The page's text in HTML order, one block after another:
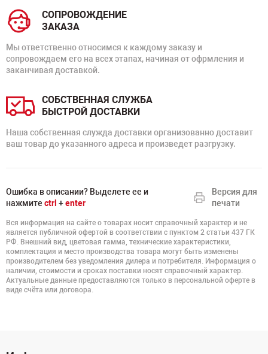
СОПРОВОЖДЕНИЕ
ЗАКАЗА
Мы ответственно относимся к каждому заказу и
сопровождаем его на всех этапах, начиная от офрмления и
заканчивая доставкой.
СОБСТВЕННАЯ СЛУЖБА
БЫСТРОЙ ДОСТАВКИ
Наша собственная служда доставки организованно доставит
ваш товар до указанного адреса и произведет разгрузку.
Ошибка в описании? Выделете ее и
нажмите ctrl +enter
Версия для
печати
Вся информация на сайте о товарах носит справочный характер и не
является публичной офертой в соответствии с пунктом 2 статьи 437 ГК
РФ. Внешний вид, цветовая гамма, технические характеристики,
комплектация и место производства товара могут быть изменены
производителем без уведомления дилера и потребителя. Информация о
наличии, стоимости и сроках поставки носят справочный характер.
Актуальные данные предоставляются только в персональной оферте в
виде счёта или договора.